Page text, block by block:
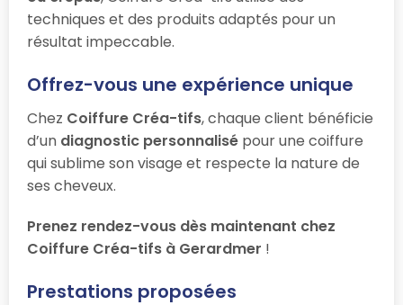
techniques et des produits adaptés pour un
résultat impeccable.
Offrez-vous une expérience unique
Chez Coiffure Créa-tifs, chaque client bénéficie
d’un diagnostic personnalisé pour une coiffure
qui sublime son visage et respecte la nature de
ses cheveux.
Prenez rendez-vous dès maintenant chez
Coiffure Créa-tifs à Gerardmer !
Prestations proposées